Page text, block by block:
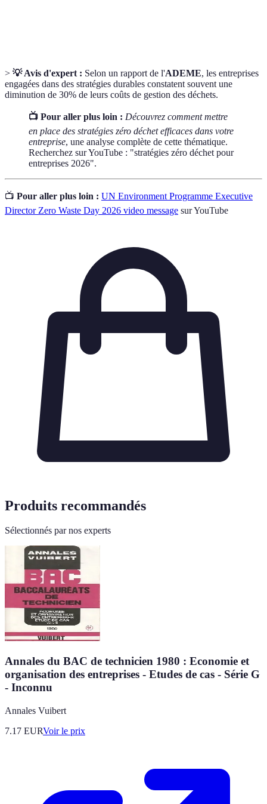
> 💡 Avis d'expert : Selon un rapport de l'ADEME, les entreprises
engagées dans des stratégies durables constatent souvent une
diminution de 30% de leurs coûts de gestion des déchets.
📺 Pour aller plus loin : Découvrez comment mettre
en place des stratégies zéro déchet efficaces dans votre
entreprise, une analyse complète de cette thématique.
Recherchez sur YouTube : "stratégies zéro déchet pour
entreprises 2026".
📺 Pour aller plus loin : UN Environment Programme Executive
Director Zero Waste Day 2026 video message sur YouTube
Produits recommandés
Sélectionnés par nos experts
Annales du BAC de technicien 1980 : Economie et
organisation des entreprises - Etudes de cas - Série G
- Inconnu
Annales Vuibert
7.17 EURVoir le prix